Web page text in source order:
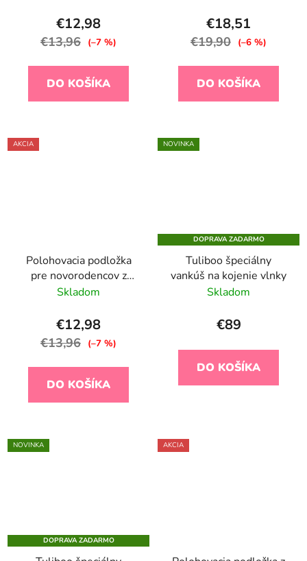
€12,98
€13,96 (–7 %)
DO KOŠÍKA
€18,51
€19,90 (–6 %)
DO KOŠÍKA
AKCIA
Polohovacia podložka
pre novorodencov z
pamäťovej peny Airknit
Skladom
€12,98
€13,96 (–7 %)
DO KOŠÍKA
NOVINKA
DOPRAVA ZADARMO
Tuliboo špeciálny
vankúš na kojenie vlnky
Skladom
€89
DO KOŠÍKA
NOVINKA
DOPRAVA ZADARMO
AKCIA